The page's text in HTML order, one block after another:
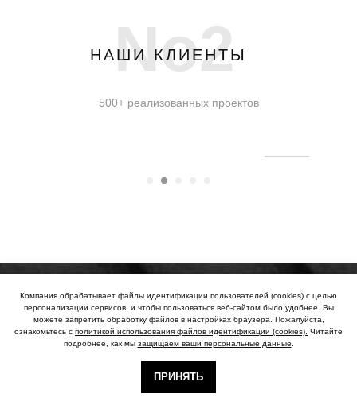
Компания обрабатывает файлы идентификации пользователей (cookies) с целью
персонализации сервисов, и чтобы пользоваться веб-сайтом было удобнее. Вы
можете запретить обработку файлов в настройках браузера. Пожалуйста,
ознакомьтесь с политикой использования файлов идентификации (cookies). Читайте
подробнее, как мы защищаем ваши персональные данные.
ПРИНЯТЬ
No2
НАШИ КЛИЕНТЫ
500+ реализованных проектов